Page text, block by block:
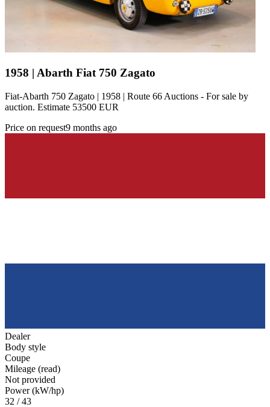
1958 | Abarth Fiat 750 Zagato
Fiat-Abarth 750 Zagato | 1958 | Route 66 Auctions - For sale by
auction. Estimate 53500 EUR
Price on request9 months ago
Dealer
Body style
Coupe
Mileage (read)
Not provided
Power (kW/hp)
32 / 43